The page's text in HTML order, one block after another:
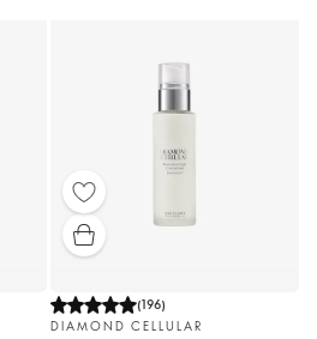
(196)
DIAMOND CELLULAR